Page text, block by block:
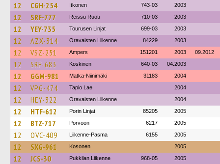
12 CGH-254 Itkonen 743-03 2003
12 SRF-777 Reissu Ruoti 710-03 2003
12 YEY-735 Tourusen Linjat 699-03 2003
12 AZX-314 Oravaisten Liikenne 84229 2003
12 VSZ-251 Ampers 151201 2003 09.2012
12 SRF-683 Koskinen 640-03 04.2003
12 GGM-981 Matka-Niinimäki 31183 2004
12 VPG-474 Tapio Lae 2004
12 HEY-322 Oravaisten Liikenne 2004
12 HTF-612 Porin Linjat 85205 2005
12 BTZ-717 Porvoon 6217 2005
12 OVC-409 Liikenne-Pasma 6155 2005
12 SXG-961 Kosonen 2005
12 JCS-30 Pukkilan Liikenne 968-05 2005